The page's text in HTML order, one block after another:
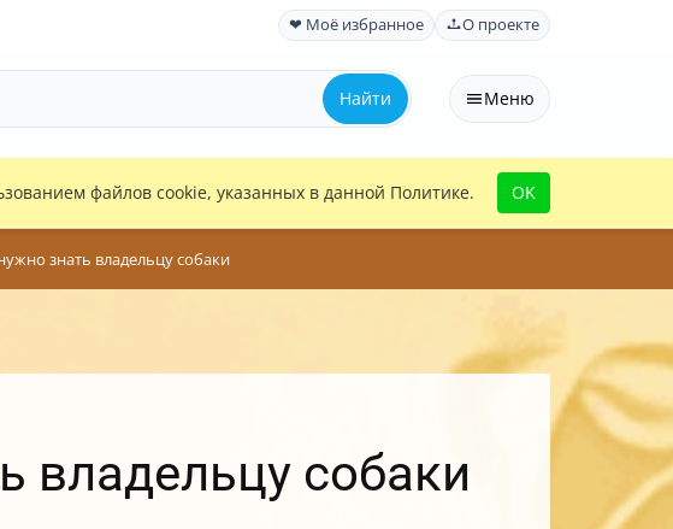
❤ Моё избранное О проекте
Найти Меню
файлов cookie, указанных в данной Политике. OK
знать владельцу собаки
владельцу собаки